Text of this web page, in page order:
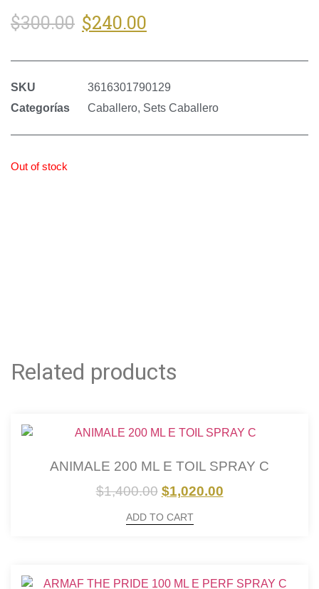
$300.00 $240.00
SKU
3616301790129
Categorías
Caballero, Sets Caballero
Out of stock
Related products
ANIMALE 200 ML E TOIL SPRAY C
$1,400.00 $1,020.00
ADD TO CART